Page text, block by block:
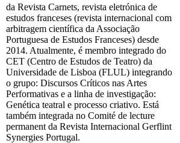
da Revista Carnets, revista eletrónica de
estudos franceses (revista internacional com
arbitragem científica da Associação
Portuguesa de Estudos Franceses) desde
2014. Atualmente, é membro integrado do
CET (Centro de Estudos de Teatro) da
Universidade de Lisboa (FLUL) integrando
o grupo: Discursos Críticos nas Artes
Performativas e a linha de investigação:
Genética teatral e processo criativo. Está
também integrada no Comité de lecture
permanent da Revista Internacional Gerflint
Synergies Portugal.